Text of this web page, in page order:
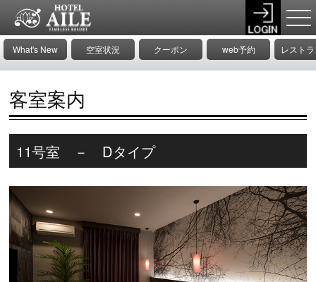
What's New 空室状況 クーポン web予約
レスト
ニュ
客室案内
11号室 － Dタイプ